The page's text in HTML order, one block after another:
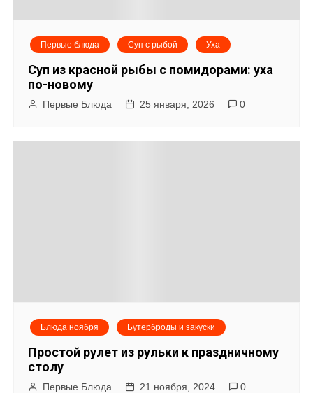
а
м
Первые блюда Суп с рыбой Уха
Суп из красной рыбы с помидорами: уха
по-новому
Первые Блюда 25 января, 2026 0
Блюда ноября Бутерброды и закуски
Простой рулет из рульки к праздничному
столу
Первые Блюда 21 ноября, 2024 0